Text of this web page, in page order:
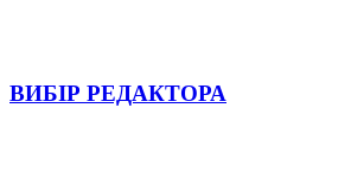
ВИБІР РЕДАКТОРА